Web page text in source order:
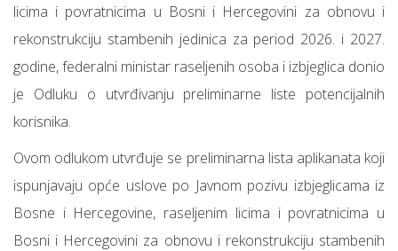
licima i povratnicima u Bosni i Hercegovini za obnovu i
rekonstrukciju stambenih jedinica za period 2026. i 2027.
godine, federalni ministar raseljenih osoba i izbjeglica donio
je Odluku o utvrđivanju preliminarne liste potencijalnih
korisnika.
Ovom odlukom utvrđuje se preliminarna lista aplikanata koji
ispunjavaju opće uslove po Javnom pozivu izbjeglicama iz
Bosne i Hercegovine, raseljenim licima i povratnicima u
Bosni i Hercegovini za obnovu i rekonstrukciju stambenih